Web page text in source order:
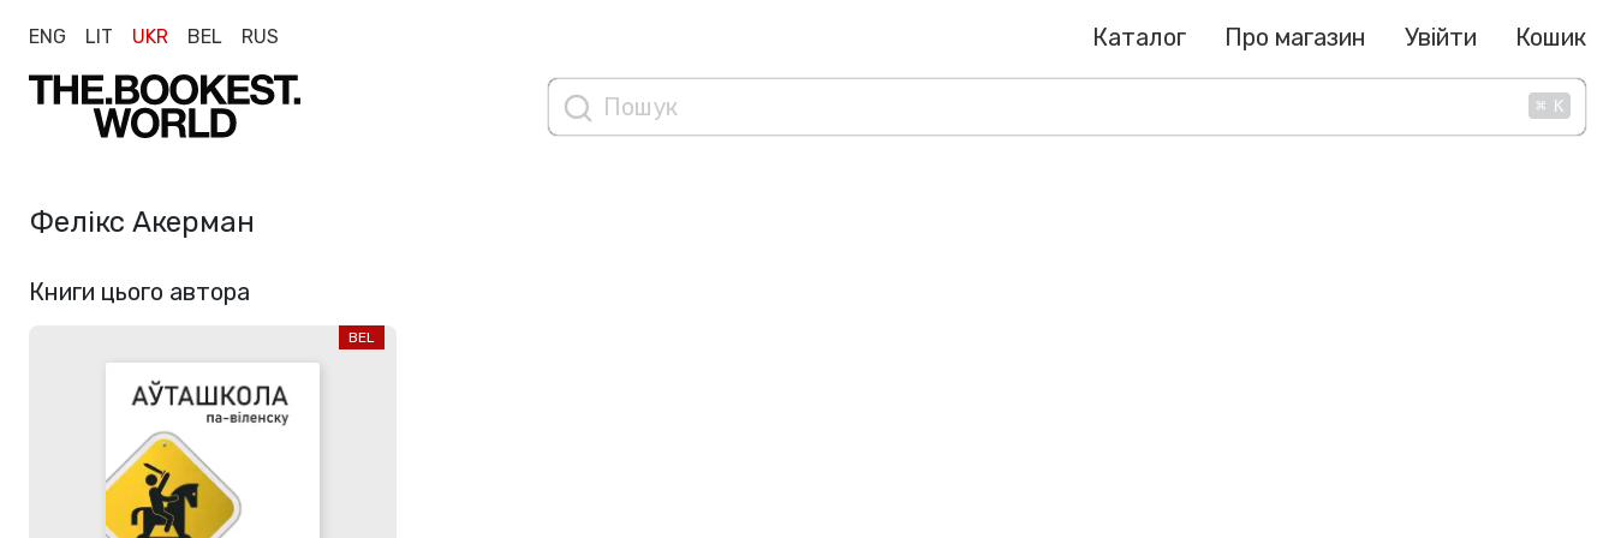
ENG LIT UKR BEL RUS Каталог Про магазин Увійти Кошик
⌘ K
Фелікс Акерман
Книги цього автора
BEL